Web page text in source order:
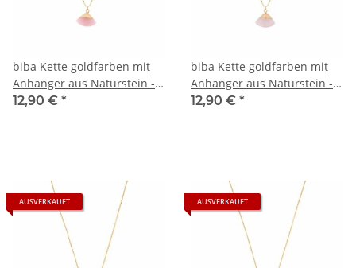
biba Kette goldfarben mit
Anhänger aus Naturstein -
Rosa
12,90 € *
biba Kette goldfarben mit
Anhänger aus Naturstein -
Zartrosa
12,90 € *
AUSVERKAUFT AUSVERKAUFT